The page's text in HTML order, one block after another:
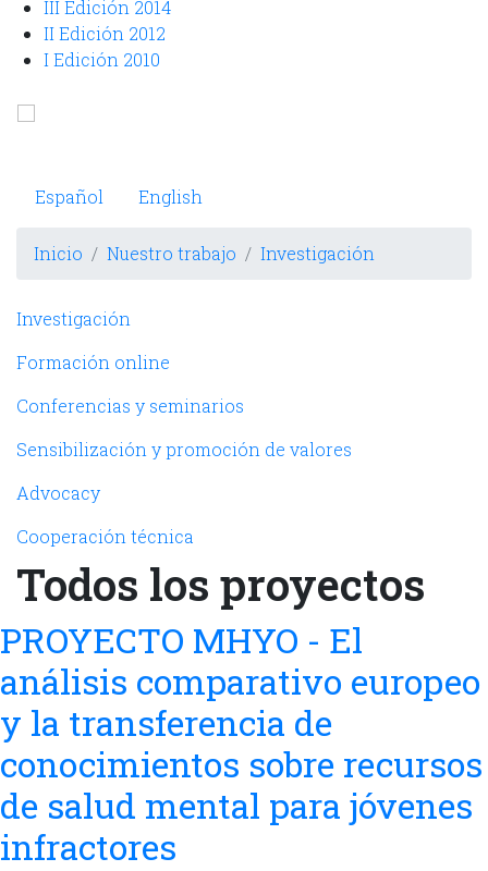
III Edición 2014
II Edición 2012
I Edición 2010
Español English
Inicio Nuestro trabajo Investigación
Todos los proyectos
PROYECTO MHYO - El
análisis comparativo europeo
y la transferencia de
conocimientos sobre recursos
de salud mental para jóvenes
infractores
Navegación principal
Investigación
Formación online
Conferencias y seminarios
Sensibilización y promoción de valores
Advocacy
Cooperación técnica